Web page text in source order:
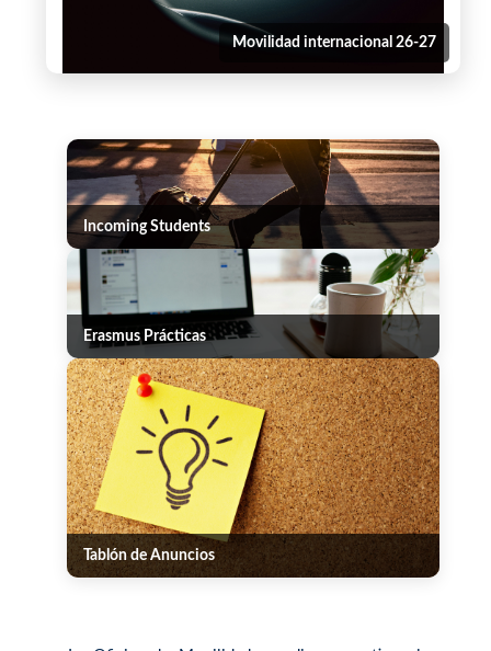
Movilidad internacional 26-27
Incoming Students
Erasmus Prácticas
Tablón de Anuncios